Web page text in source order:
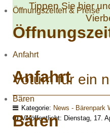
Öffnungszeiten & Preise
Anfahrt
Anfahrt
Bären
Bären
Tippen Sie hier
Votum für ein
Kategorie: News - Bärenpark
Veröffentlicht: Dienstag, 17.